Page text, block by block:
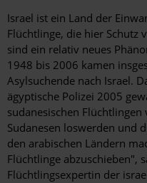
Israel ist ein Land der
Flüchtlinge, die hier Schutz
sind ein relativ neues
1948 bis 2006 kamen
Asylsuchende nach Israel.
ägyptische Polizei 2005
sudanesischen
Sudanesen loswerden und
den arabischen Ländern
Flüchtlinge abzuschieben",
Flüchtlingsexpertin der